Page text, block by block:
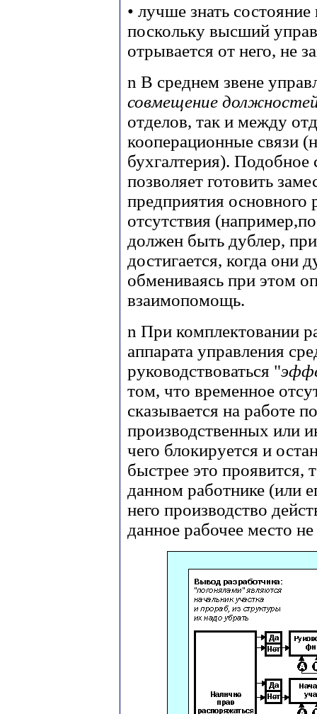
• лучше знать
поскольку высший
отрывается от него, не
n В среднем звене
совмещение
отделов, так и между
кооперационные связи
бухгалтерия).
позволяет готовить
предприятия основного
отсутствия
должен быть дублер,
достигается, когда они
обмениваясь при этом
взаимопомощь.
n При комплектовании
аппарата управления
руководствоваться "
том, что временное
сказывается на работе
производственных или
чего блокируется и
быстрее это проявится,
данном работнике (или
него производство
данное рабочее место